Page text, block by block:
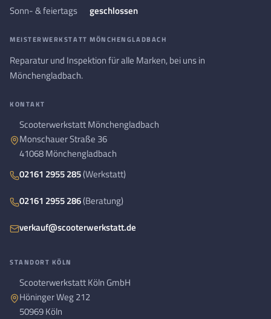
Sonn- & feiertags
geschlossen
MEISTERWERKSTATT MÖNCHENGLADBACH
Reparatur und Inspektion für alle Marken, bei uns in
Mönchengladbach.
KONTAKT
Scooterwerkstatt Mönchengladbach
Monschauer Straße 36
41068 Mönchengladbach
02161 2955 285(Werkstatt)
02161 2955 286(Beratung)
verkauf@scooterwerkstatt.de
STANDORT KÖLN
Scooterwerkstatt Köln GmbH
Höninger Weg 212
50969 Köln